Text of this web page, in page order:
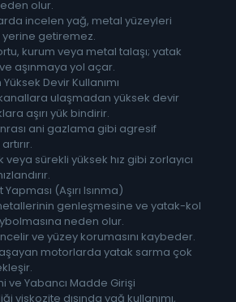
olur.
incelen yağ, metal yüzeyleri
yerine getiremez.
kurum veya metal talaşı; yatak
aşınmaya yol açar.
Devir Kullanımı
ulaşmadan yüksek devir
aşırı yük bindirir.
ani gazlama gibi agresif
sürekli yüksek hız gibi zorlayıcı
(Aşırı Isınma)
metallerinin genleşmesine ve yatak-kol
neden olur.
incelir ve yüzey korumasını kaybeder.
motorlarda yatak sarma çok
ve Yabancı Madde Girişi
viskozite dışında yağ kullanımı,